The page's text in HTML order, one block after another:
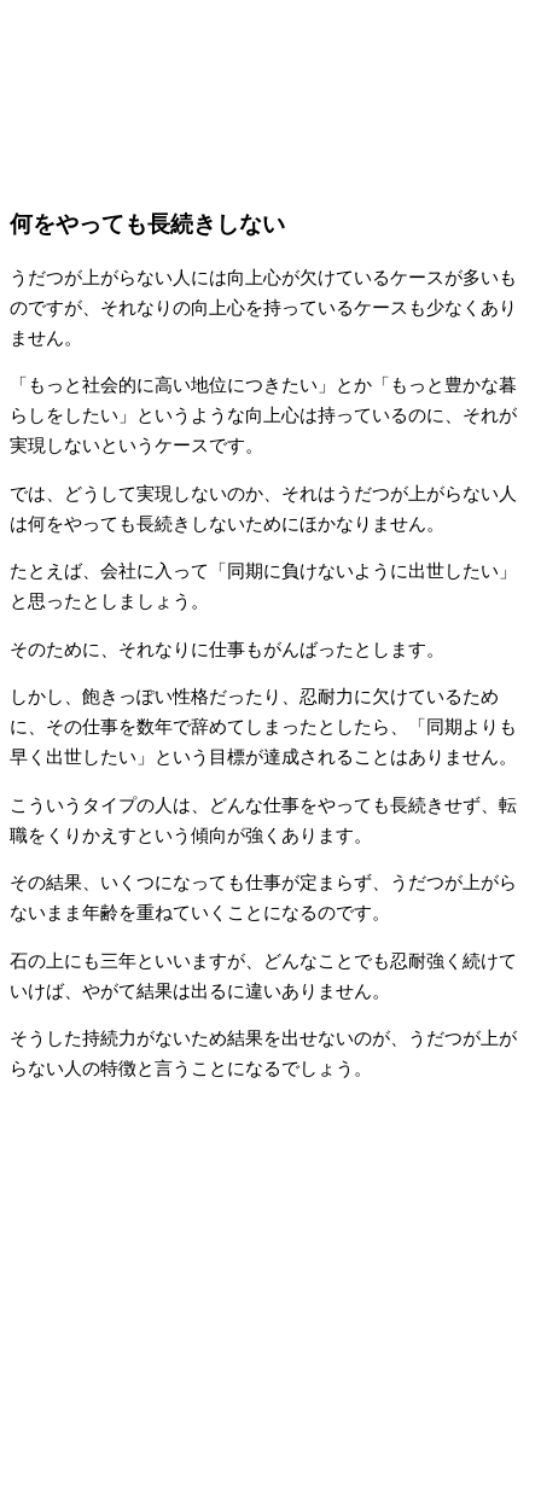
何をやっても長続きしない
うだつが上がらない人には向上心が欠けているケースが多いも
のですが、それなりの向上心を持っているケースも少なくあり
ません。
「もっと社会的に高い地位につきたい」とか「もっと豊かな暮
らしをしたい」というような向上心は持っているのに、それが
実現しないというケースです。
では、どうして実現しないのか、それはうだつが上がらない人
は何をやっても長続きしないためにほかなりません。
たとえば、会社に入って「同期に負けないように出世したい」
と思ったとしましょう。
そのために、それなりに仕事もがんばったとします。
しかし、飽きっぽい性格だったり、忍耐力に欠けているため
に、その仕事を数年で辞めてしまったとしたら、「同期よりも
早く出世したい」という目標が達成されることはありません。
こういうタイプの人は、どんな仕事をやっても長続きせず、転
職をくりかえすという傾向が強くあります。
その結果、いくつになっても仕事が定まらず、うだつが上がら
ないまま年齢を重ねていくことになるのです。
石の上にも三年といいますが、どんなことでも忍耐強く続けて
いけば、やがて結果は出るに違いありません。
そうした持続力がないため結果を出せないのが、うだつが上が
らない人の特徴と言うことになるでしょう。